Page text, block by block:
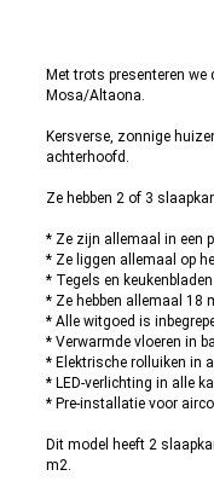
Met trots presenteren we
Mosa/Altaona.
Kersverse, zonnige
achterhoofd.
Ze hebben 2 of 3
* Ze zijn allemaal in een
* Ze liggen allemaal op
* Tegels en
* Ze hebben allemaal 18
* Alle witgoed is
* Verwarmde vloeren in
* Elektrische rolluiken in
* LED-verlichting in alle
* Pre-installatie voor
Dit model heeft 2
m2.